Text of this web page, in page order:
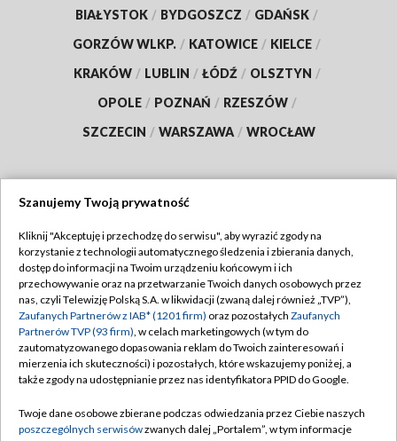
BIAŁYSTOK / BYDGOSZCZ / GDAŃSK /
GORZÓW WLKP. / KATOWICE / KIELCE /
KRAKÓW / LUBLIN / ŁÓDŹ / OLSZTYN /
OPOLE / POZNAŃ / RZESZÓW /
SZCZECIN / WARSZAWA / WROCŁAW
TVP
Abonament TVP
Emisja w TVP
Centrum informacji TVP
Naziemna Telewizja Cyfrowa
Rada Programowa
Regulamin TVP
Polityka prywatności
Moje zgody
Pomoc
Kontakt
Szanujemy Twoją prywatność
Kliknij "Akceptuję i przechodzę do serwisu", aby wyrazić zgody na
korzystanie z technologii automatycznego śledzenia i zbierania danych,
dostęp do informacji na Twoim urządzeniu końcowym i ich
przechowywanie oraz na przetwarzanie Twoich danych osobowych przez
nas, czyli Telewizję Polską S.A. w likwidacji (zwaną dalej również „TVP”),
Zaufanych Partnerów z IAB* (1201 firm) oraz pozostałych Zaufanych
Partnerów TVP (93 firm), w celach marketingowych (w tym do
zautomatyzowanego dopasowania reklam do Twoich zainteresowań i
mierzenia ich skuteczności) i pozostałych, które wskazujemy poniżej, a
także zgody na udostępnianie przez nas identyfikatora PPID do Google.
Twoje dane osobowe zbierane podczas odwiedzania przez Ciebie naszych
poszczególnych serwisówzwanych dalej „Portalem”, w tym informacje